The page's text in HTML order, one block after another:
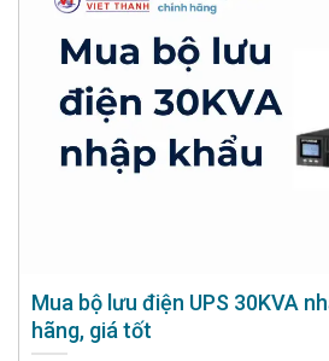
Mua bộ lưu điện UPS 30KVA
hãng, giá tốt